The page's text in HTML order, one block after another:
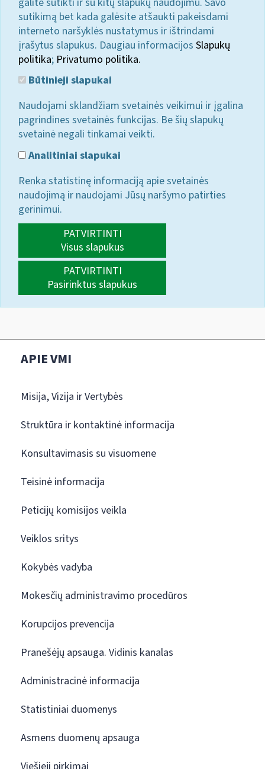
sutikimą bet kada galėsite atšaukti pakeisdami
interneto naršyklės nustatymus ir ištrindami
įrašytus slapukus. Daugiau informacijos Slapukų
politika; Privatumo politika.
Būtinieji slapukai
Naudojami sklandžiam svetainės veikimui ir įgalina
pagrindines svetainės funkcijas. Be šių slapukų
svetainė negali tinkamai veikti.
Analitiniai slapukai
Renka statistinę informaciją apie svetainės
naudojimą ir naudojami Jūsų naršymo patirties
gerinimui.
PATVIRTINTI
Visus slapukus
PATVIRTINTI
Pasirinktus slapukus
APIE VMI
Misija, Vizija ir Vertybės
Struktūra ir kontaktinė informacija
Konsultavimasis su visuomene
Teisinė informacija
Peticijų komisijos veikla
Veiklos sritys
Kokybės vadyba
Mokesčių administravimo procedūros
Korupcijos prevencija
Pranešėjų apsauga. Vidinis kanalas
Administracinė informacija
Statistiniai duomenys
Asmens duomenų apsauga